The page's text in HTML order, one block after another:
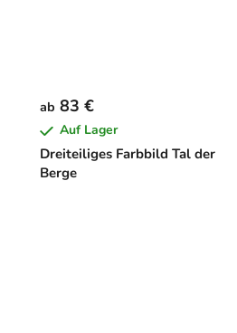
Dreiteiliges Farbbild Tal der
Berge
ab 83 €
Auf Lager